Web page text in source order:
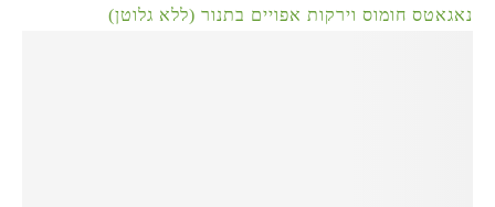
נאגאטס חומוס וירקות אפויים בתנור (ללא גלוטן)